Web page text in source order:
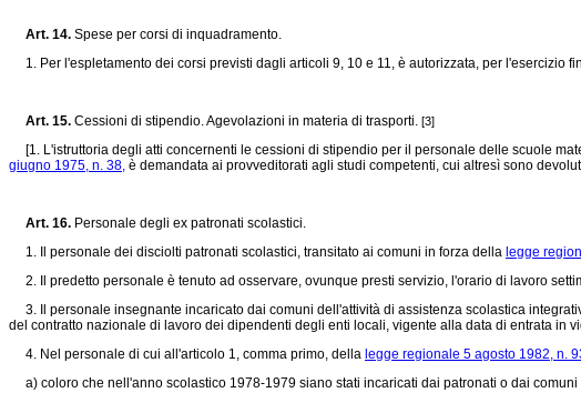
Art. 14. Spese per corsi di inquadramento.
1. Per l'espletamento dei corsi previsti dagli articoli 9, 10 e 11, è autorizzata, per l'esercizio
Art. 15. Cessioni di stipendio. Agevolazioni in materia di trasporti. [3]
[1. L'istruttoria degli atti concernenti le cessioni di stipendio per il personale delle scuole
giugno 1975, n. 38, è demandata ai provveditorati agli studi competenti, cui altresì sono
Art. 16. Personale degli ex patronati scolastici.
1. Il personale dei disciolti patronati scolastici, transitato ai comuni in forza della legge
2. Il predetto personale è tenuto ad osservare, ovunque presti servizio, l'orario di lavoro
3. Il personale insegnante incaricato dai comuni dell'attività di assistenza scolastica
del contratto nazionale di lavoro dei dipendenti degli enti locali, vigente alla data di entrata in
4. Nel personale di cui all'articolo 1, comma primo, della legge regionale 5 agosto 1982, n.
a) coloro che nell'anno scolastico 1978-1979 siano stati incaricati dai patronati o dai